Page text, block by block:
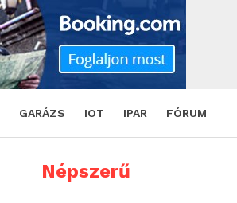
GARÁZS IOT IPAR FÓRUM
Népszerű